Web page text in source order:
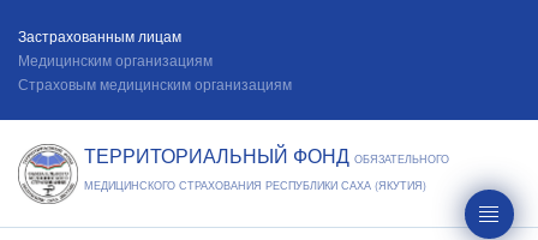
Застрахованным лицам
Медицинским организациям
Страховым медицинским организациям
ТЕРРИТОРИАЛЬНЫЙ ФОНД ОБЯЗАТЕЛЬНОГО
МЕДИЦИНСКОГО СТРАХОВАНИЯ РЕСПУБЛИКИ САХА (ЯКУТИЯ)